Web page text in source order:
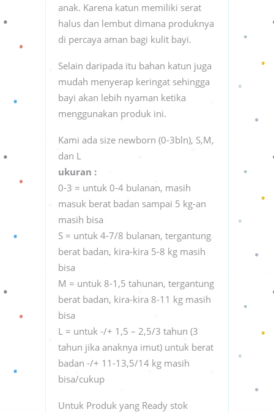
anak. Karena katun memiliki serat
halus dan lembut dimana produknya
di percaya aman bagi kulit bayi.
Selain daripada itu bahan katun juga
mudah menyerap keringat sehingga
bayi akan lebih nyaman ketika
menggunakan produk ini.
Kami ada size newborn (0-3bln), S,M,
dan L
ukuran :
0-3 = untuk 0-4 bulanan, masih
masuk berat badan sampai 5 kg-an
masih bisa
S = untuk 4-7/8 bulanan, tergantung
berat badan, kira-kira 5-8 kg masih
bisa
M = untuk 8-1,5 tahunan, tergantung
berat badan, kira-kira 8-11 kg masih
bisa
L = untuk -/+ 1,5 – 2,5/3 tahun (3
tahun jika anaknya imut) untuk berat
badan -/+ 11-13,5/14 kg masih
bisa/cukup
Untuk Produk yang Ready stok